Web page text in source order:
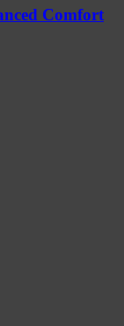
Comfort